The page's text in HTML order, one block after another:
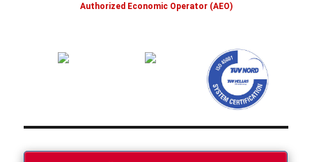
Authorized Economic Operator (AEO)